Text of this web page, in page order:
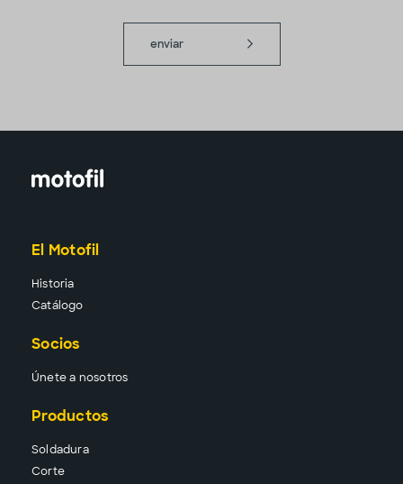
enviar
El Motofil
Historia
Catálogo
Socios
Únete a nosotros
Productos
Soldadura
Corte